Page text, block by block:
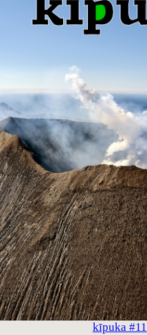
kīpuka #11